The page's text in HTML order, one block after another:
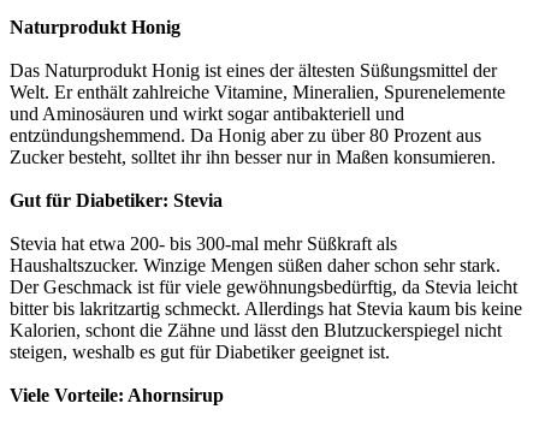
Naturprodukt Honig
Das Naturprodukt Honig ist eines der ältesten Süßungsmittel der
Welt. Er enthält zahlreiche Vitamine, Mineralien, Spurenelemente
und Aminosäuren und wirkt sogar antibakteriell und
entzündungshemmend. Da Honig aber zu über 80 Prozent aus
Zucker besteht, solltet ihr ihn besser nur in Maßen konsumieren.
Gut für Diabetiker: Stevia
Stevia hat etwa 200- bis 300-mal mehr Süßkraft als
Haushaltszucker. Winzige Mengen süßen daher schon sehr stark.
Der Geschmack ist für viele gewöhnungsbedürftig, da Stevia leicht
bitter bis lakritzartig schmeckt. Allerdings hat Stevia kaum bis keine
Kalorien, schont die Zähne und lässt den Blutzuckerspiegel nicht
steigen, weshalb es gut für Diabetiker geeignet ist.
Viele Vorteile: Ahornsirup